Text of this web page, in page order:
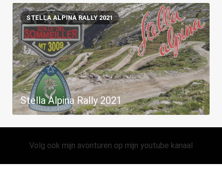
STELLA ALPINA RALLY 2021
Stella Alpina Rally 2021
Volg ook mijn avonturen op mijn youtube kanaal